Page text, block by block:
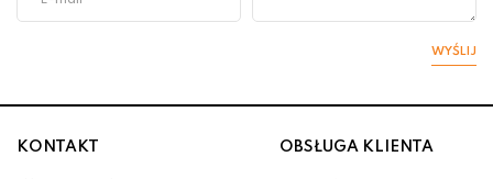
WYŚLIJ
KONTAKT OBSŁUGA KLIENTA